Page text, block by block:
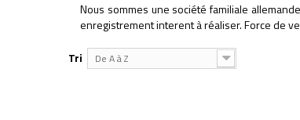
Nous sommes une société familiale
enregistrement interent à réaliser. Force de
Tri
De A à Z